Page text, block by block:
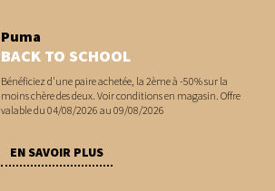
Puma
BACK TO SCHOOL
Bénéficiez d'une paire achetée, la 2ème à -50% sur la
moins chère des deux. Voir conditions en magasin. Offre
valable du 04/08/2026 au 09/08/2026
EN SAVOIR PLUS